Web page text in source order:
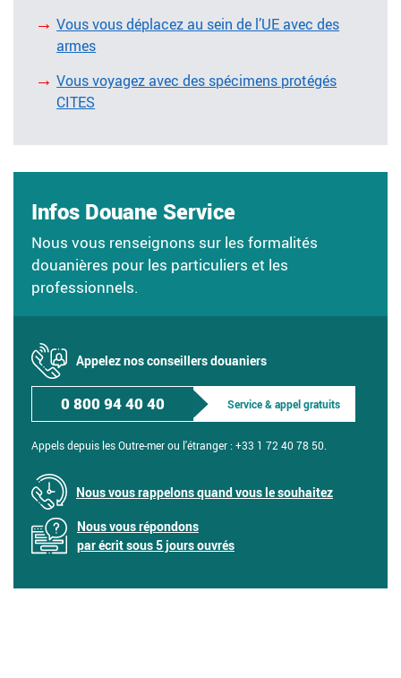
Vous vous déplacez au sein de l’UE avec des
armes
Vous voyagez avec des spécimens protégés
CITES
Infos Douane Service
Nous vous renseignons sur les formalités
douanières pour les particuliers et les
professionnels.
Appelez nos conseillers douaniers
0 800 94 40 40 Service & appel gratuits
Appels depuis les Outre-mer ou l'étranger : +33 1 72 40 78 50.
Nous vous rappelons quand vous le souhaitez
Nous vous répondons
par écrit sous 5 jours ouvrés